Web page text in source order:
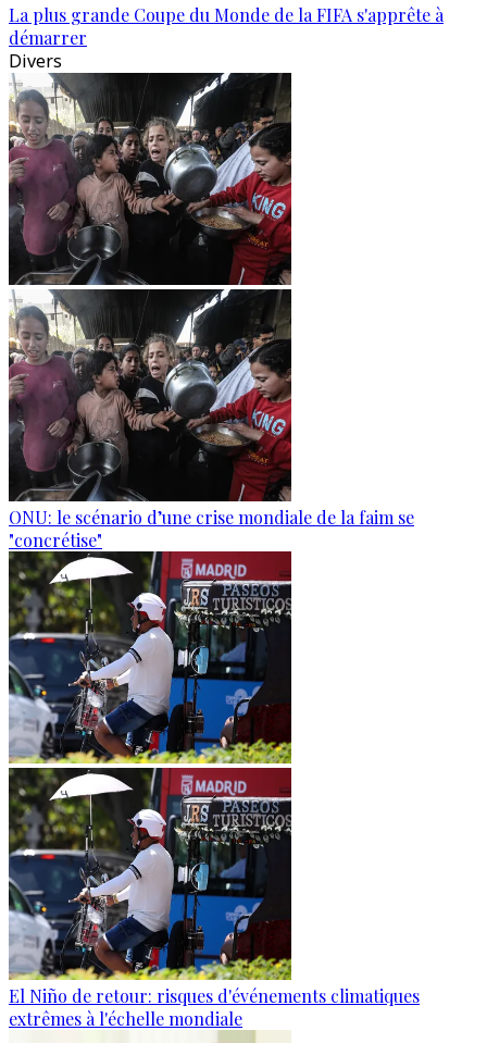
La plus grande Coupe du Monde de la FIFA s'apprête à
démarrer
Divers
ONU: le scénario d’une crise mondiale de la faim se
"concrétise"
El Niño de retour: risques d'événements climatiques
extrêmes à l'échelle mondiale